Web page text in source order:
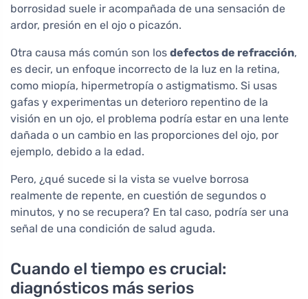
borrosidad suele ir acompañada de una sensación de
ardor, presión en el ojo o picazón.
Otra causa más común son los defectos de refracción,
es decir, un enfoque incorrecto de la luz en la retina,
como miopía, hipermetropía o astigmatismo. Si usas
gafas y experimentas un deterioro repentino de la
visión en un ojo, el problema podría estar en una lente
dañada o un cambio en las proporciones del ojo, por
ejemplo, debido a la edad.
Pero, ¿qué sucede si la vista se vuelve borrosa
realmente de repente, en cuestión de segundos o
minutos, y no se recupera? En tal caso, podría ser una
señal de una condición de salud aguda.
Cuando el tiempo es crucial:
diagnósticos más serios